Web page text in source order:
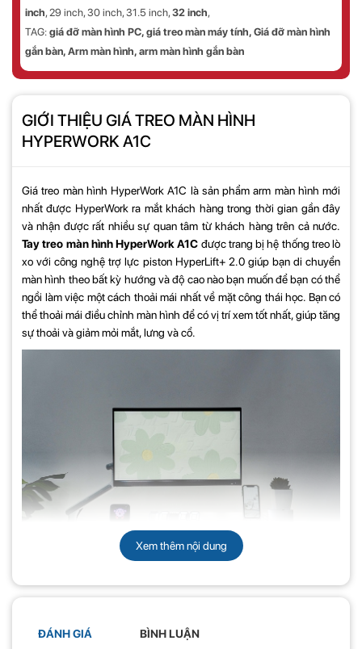
inch, 29 inch, 30 inch, 31.5 inch, 32 inch,
TAG: giá đỡ màn hình PC, giá treo màn máy tính, Giá đỡ màn hình
gắn bàn, Arm màn hình, arm màn hình gắn bàn
GIỚI THIỆU GIÁ TREO MÀN HÌNH
HYPERWORK A1C
Giá treo màn hình HyperWork A1C là sản phẩm arm màn hình mới
nhất được HyperWork ra mắt khách hàng trong thời gian gần đây
và nhận được rất nhiều sự quan tâm từ khách hàng trên cả nước.
Tay treo màn hình HyperWork A1C được trang bị hệ thống treo lò
xo với công nghệ trợ lực piston HyperLift+ 2.0 giúp bạn di chuyển
màn hình theo bất kỳ hướng và độ cao nào bạn muốn để bạn có thể
ngồi làm việc một cách thoải mái nhất về mặt công thái học. Bạn có
thể thoải mái điều chỉnh màn hình để có vị trí xem tốt nhất, giúp tăng
sự thoải và giảm mỏi mắt, lưng và cổ.
Một số tính năng nổi bật của giá treo
Xem thêm nội dung
ĐÁNH GIÁ BÌNH LUẬN